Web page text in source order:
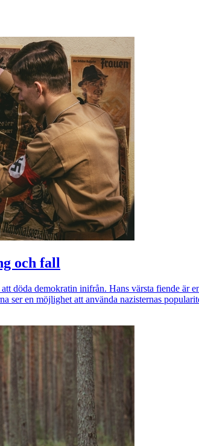
och fall
döda demokratin inifrån. Hans värsta fiende
ser en möjlighet att använda nazisternas